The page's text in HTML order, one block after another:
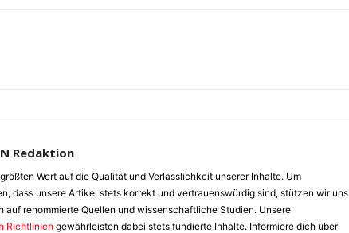
Redaktion
Wert auf die Qualität und Verlässlichkeit unserer Inhalte. Um
dass unsere Artikel stets korrekt und vertrauenswürdig sind, stützen wir uns
auf renommierte Quellen und wissenschaftliche Studien. Unsere
Richtlinien gewährleisten dabei stets fundierte Inhalte. Informiere dich über